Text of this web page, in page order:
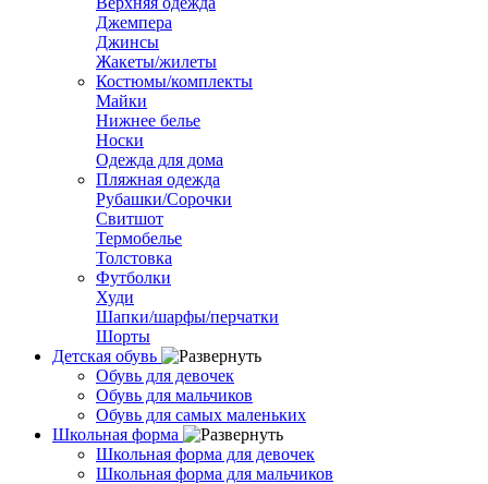
Джемпера
Джинсы
Жакеты/жилеты
Костюмы/комплекты
Майки
Нижнее белье
Носки
Одежда для дома
Пляжная одежда
Рубашки/Сорочки
Свитшот
Термобелье
Толстовка
Футболки
Худи
Шапки/шарфы/перчатки
Шорты
Детская обувь
Обувь для девочек
Обувь для мальчиков
Обувь для самых маленьких
Школьная форма
Школьная форма для девочек
Школьная форма для мальчиков